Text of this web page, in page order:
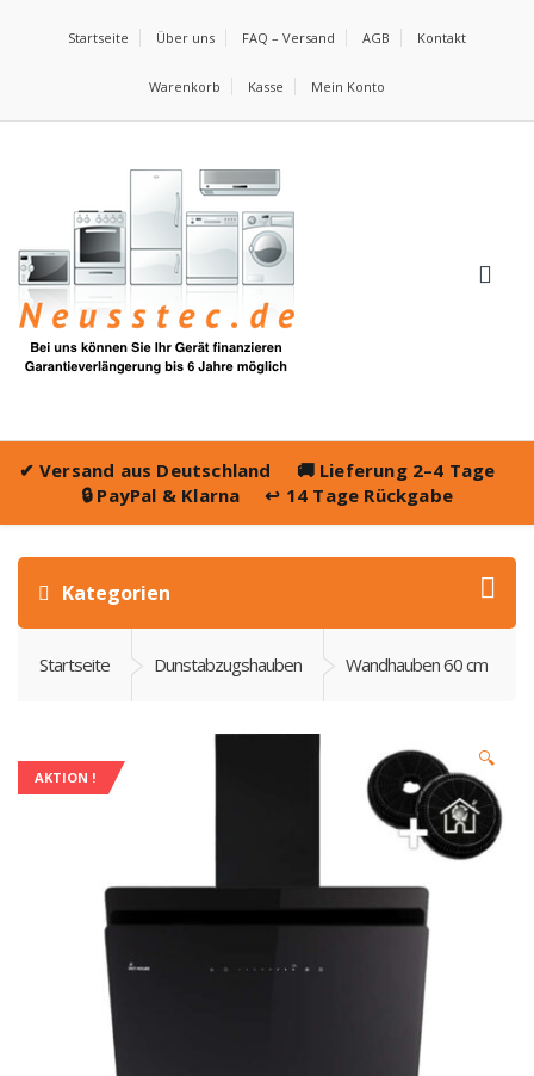
Startseite Über uns FAQ – Versand AGB Kontakt
Warenkorb Kasse Mein Konto
✔ Versand aus Deutschland 🚚 Lieferung 2–4 Tage
🔒 PayPal & Klarna ↩️ 14 Tage Rückgabe
Kategorien
Startseite Dunstabzugshauben Wandhauben 60 cm
AKTION !
🔍